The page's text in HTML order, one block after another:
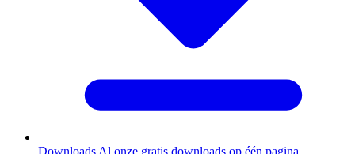
Downloads Al onze gratis downloads op één pagina